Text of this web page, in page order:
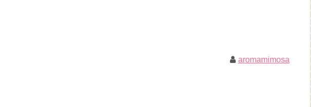
ュンサン主演「潜入弁護人」第1回特別公開！
ジン 한혜진 – (선공개) 강남 3대 얼짱 출신 &#39;한혜진 언니&#39; (ft. 도여니의 학창시절) | 편 먹고 갈래
2 bobblessyou2 EP.18
ギョ – ソンヘギョ キスまとめ
ヒの弟イ・ワン♥イ・ボミ、今日（28日）結婚……
aromamimosa